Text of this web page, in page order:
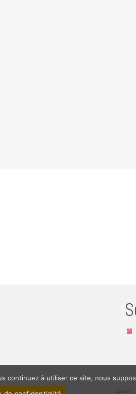
Contact
continuez à utiliser ce site, nous